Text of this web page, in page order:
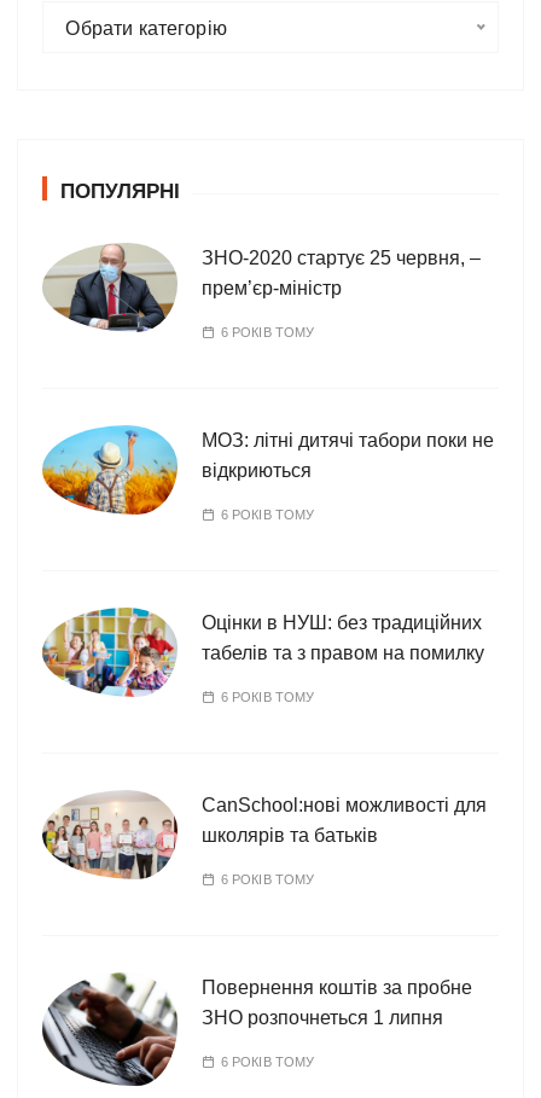
р
Обрати категорію
ПОПУЛЯРНІ
ЗНО-2020 стартує 25 червня, –
прем’єр-міністр
6 РОКІВ ТОМУ
МОЗ: літні дитячі табори поки не
відкриються
6 РОКІВ ТОМУ
Оцінки в НУШ: без традиційних
табелів та з правом на помилку
6 РОКІВ ТОМУ
CanSchool:нові можливості для
школярів та батьків
6 РОКІВ ТОМУ
Повернення коштів за пробне
ЗНО розпочнеться 1 липня
6 РОКІВ ТОМУ